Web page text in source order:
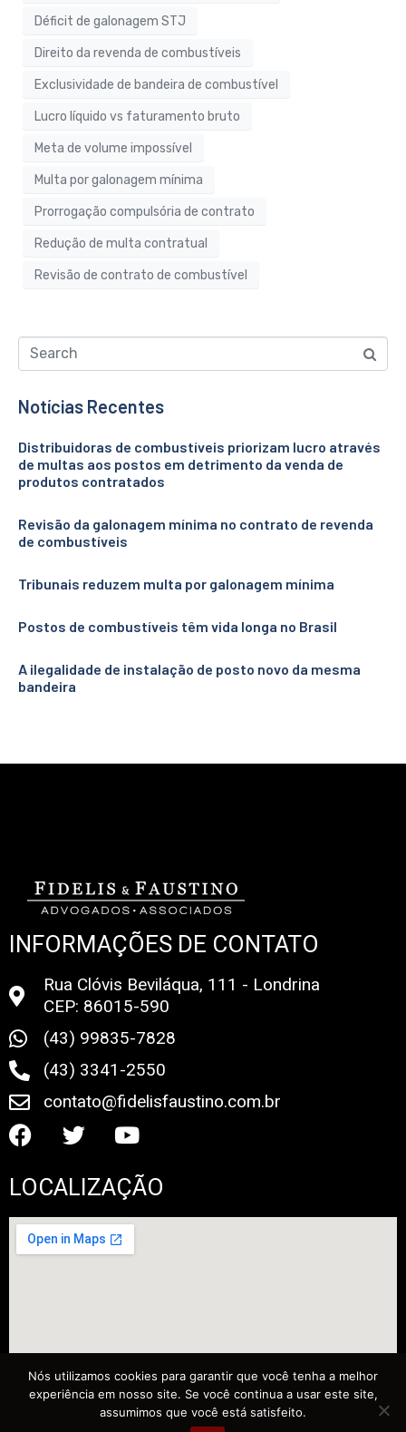
Déficit de galonagem STJ
Direito da revenda de combustíveis
Exclusividade de bandeira de combustível
Lucro líquido vs faturamento bruto
Meta de volume impossível
Multa por galonagem mínima
Prorrogação compulsória de contrato
Redução de multa contratual
Revisão de contrato de combustível
Notícias Recentes
Distribuidoras de combustíveis priorizam lucro através
de multas aos postos em detrimento da venda de
produtos contratados
Revisão da galonagem mínima no contrato de revenda
de combustíveis
Tribunais reduzem multa por galonagem mínima
Postos de combustíveis têm vida longa no Brasil
A ilegalidade de instalação de posto novo da mesma
bandeira
INFORMAÇÕES DE CONTATO
Rua Clóvis Beviláqua, 111 - Londrina
CEP: 86015-590
(43) 99835-7828
(43) 3341-2550
contato@fidelisfaustino.com.br
LOCALIZAÇÃO
Nós utilizamos cookies para garantir que você tenha a melhor
experiência em nosso site. Se você continua a usar este site,
assumimos que você está satisfeito.